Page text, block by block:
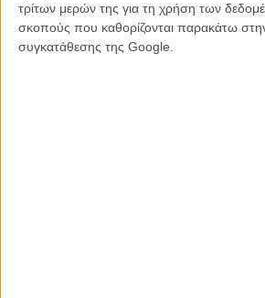
τρίτων μερών της για τη χρήση των
σκοπούς που καθορίζονται παρακάτω
συγκατάθεσης της Google.